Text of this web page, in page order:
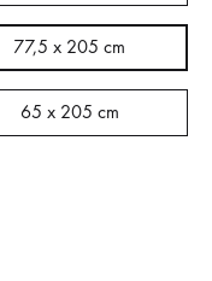
77,5 x 205 cm
65 x 205 cm